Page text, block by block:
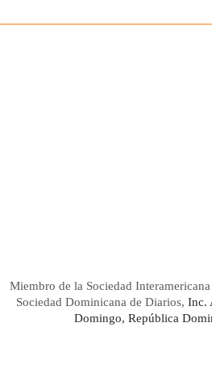
Miembro de la Sociedad
Sociedad Dominicana de Diarios, Inc.
Domingo, República